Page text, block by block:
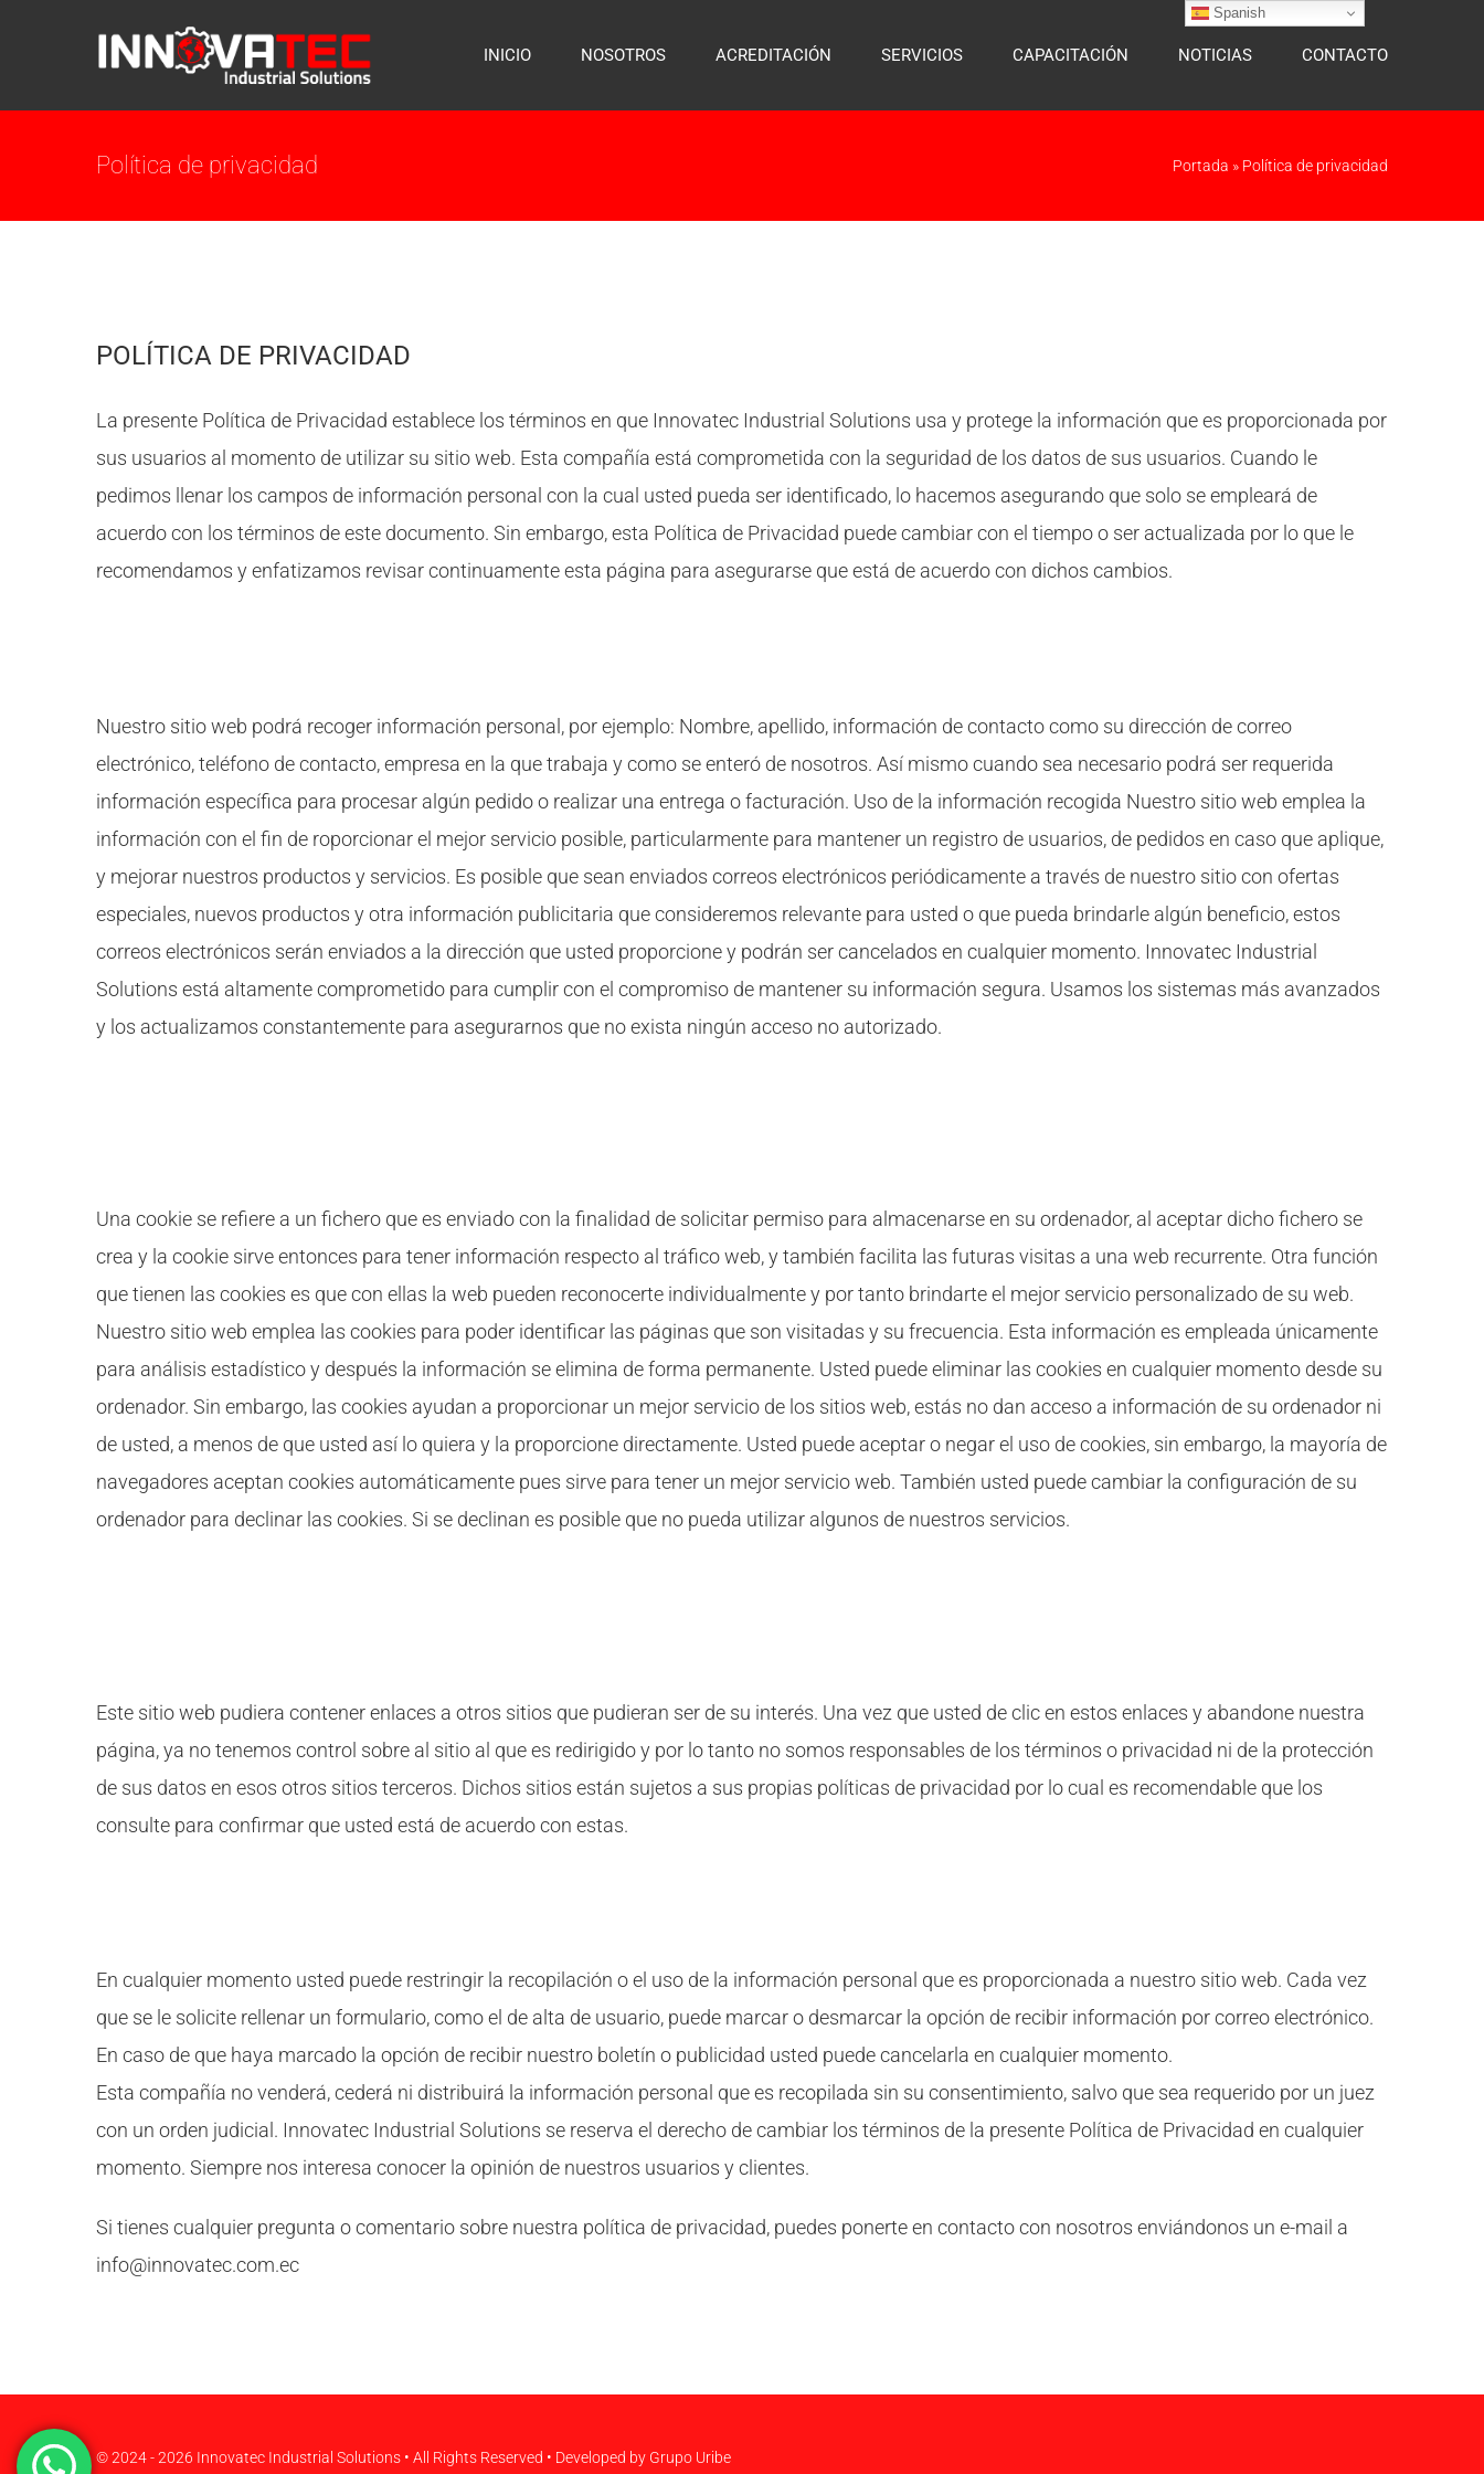
INICIO NOSOTROS ACREDITACIÓN SERVICIOS CAPACITACIÓN NOTICIAS CONTACTO
Política de privacidad Portada » Política de privacidad
POLÍTICA DE PRIVACIDAD
La presente Política de Privacidad establece los términos en que Innovatec Industrial Solutions usa y protege la información que es proporcionada por
sus usuarios al momento de utilizar su sitio web. Esta compañía está comprometida con la seguridad de los datos de sus usuarios. Cuando le
pedimos llenar los campos de información personal con la cual usted pueda ser identificado, lo hacemos asegurando que solo se empleará de
acuerdo con los términos de este documento. Sin embargo, esta Política de Privacidad puede cambiar con el tiempo o ser actualizada por lo que le
recomendamos y enfatizamos revisar continuamente esta página para asegurarse que está de acuerdo con dichos cambios.
Nuestro sitio web podrá recoger información personal, por ejemplo: Nombre, apellido, información de contacto como su dirección de correo
electrónico, teléfono de contacto, empresa en la que trabaja y como se enteró de nosotros. Así mismo cuando sea necesario podrá ser requerida
información específica para procesar algún pedido o realizar una entrega o facturación. Uso de la información recogida Nuestro sitio web emplea la
información con el fin de roporcionar el mejor servicio posible, particularmente para mantener un registro de usuarios, de pedidos en caso que aplique,
y mejorar nuestros productos y servicios. Es posible que sean enviados correos electrónicos periódicamente a través de nuestro sitio con ofertas
especiales, nuevos productos y otra información publicitaria que consideremos relevante para usted o que pueda brindarle algún beneficio, estos
correos electrónicos serán enviados a la dirección que usted proporcione y podrán ser cancelados en cualquier momento. Innovatec Industrial
Solutions está altamente comprometido para cumplir con el compromiso de mantener su información segura. Usamos los sistemas más avanzados
y los actualizamos constantemente para asegurarnos que no exista ningún acceso no autorizado.
Una cookie se refiere a un fichero que es enviado con la finalidad de solicitar permiso para almacenarse en su ordenador, al aceptar dicho fichero se
crea y la cookie sirve entonces para tener información respecto al tráfico web, y también facilita las futuras visitas a una web recurrente. Otra función
que tienen las cookies es que con ellas la web pueden reconocerte individualmente y por tanto brindarte el mejor servicio personalizado de su web.
Nuestro sitio web emplea las cookies para poder identificar las páginas que son visitadas y su frecuencia. Esta información es empleada únicamente
para análisis estadístico y después la información se elimina de forma permanente. Usted puede eliminar las cookies en cualquier momento desde su
ordenador. Sin embargo, las cookies ayudan a proporcionar un mejor servicio de los sitios web, estás no dan acceso a información de su ordenador ni
de usted, a menos de que usted así lo quiera y la proporcione directamente. Usted puede aceptar o negar el uso de cookies, sin embargo, la mayoría de
navegadores aceptan cookies automáticamente pues sirve para tener un mejor servicio web. También usted puede cambiar la configuración de su
ordenador para declinar las cookies. Si se declinan es posible que no pueda utilizar algunos de nuestros servicios.
Este sitio web pudiera contener enlaces a otros sitios que pudieran ser de su interés. Una vez que usted de clic en estos enlaces y abandone nuestra
página, ya no tenemos control sobre al sitio al que es redirigido y por lo tanto no somos responsables de los términos o privacidad ni de la protección
de sus datos en esos otros sitios terceros. Dichos sitios están sujetos a sus propias políticas de privacidad por lo cual es recomendable que los
consulte para confirmar que usted está de acuerdo con estas.
En cualquier momento usted puede restringir la recopilación o el uso de la información personal que es proporcionada a nuestro sitio web. Cada vez
que se le solicite rellenar un formulario, como el de alta de usuario, puede marcar o desmarcar la opción de recibir información por correo electrónico.
En caso de que haya marcado la opción de recibir nuestro boletín o publicidad usted puede cancelarla en cualquier momento.
Esta compañía no venderá, cederá ni distribuirá la información personal que es recopilada sin su consentimiento, salvo que sea requerido por un juez
con un orden judicial. Innovatec Industrial Solutions se reserva el derecho de cambiar los términos de la presente Política de Privacidad en cualquier
momento. Siempre nos interesa conocer la opinión de nuestros usuarios y clientes.
Si tienes cualquier pregunta o comentario sobre nuestra política de privacidad, puedes ponerte en contacto con nosotros enviándonos un e-mail a
info@innovatec.com.ec
© 2024 - 2026 Innovatec Industrial Solutions• All Rights Reserved • Developed by Grupo Uribe
Spanish